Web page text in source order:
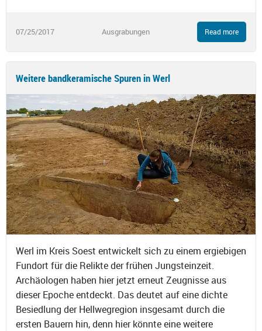
07/25/2017 Ausgrabungen Read more
Weitere bandkeramische Spuren in Werl
Werl im Kreis Soest entwickelt sich zu einem ergiebigen
Fundort für die Relikte der frühen Jungsteinzeit.
Archäologen haben hier jetzt erneut Zeugnisse aus
dieser Epoche entdeckt. Das deutet auf eine dichte
Besiedlung der Hellwegregion insgesamt durch die
ersten Bauern hin, denn hier könnte eine weitere